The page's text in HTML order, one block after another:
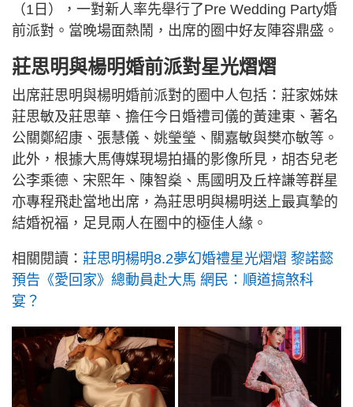
（1日），一對新人率先舉行了Pre Wedding Party婚
前派對。當晚場面熱鬧，出席的圈中好友陣容鼎盛。
莊思明與楊明婚前派對星光熠熠
出席莊思明與楊明婚前派對的圈中人包括：莊家姊妹
莊思敏及莊思華、擔任今日婚禮司儀的黃建東、著名
公關鄭紹康、張慧儀、姚瑩瑩、關嘉敏與樊亦敏等。
此外，根據大馬傳媒現場拍攝的影像所見，胡杏兒老
公李乘德、宋熙年、陳智燊、馬國明及丘梓謙等群星
亦專程飛赴當地出席，為莊思明與楊明送上最真摯的
結婚祝福，足見兩人在圈中的極佳人緣。
相關閱讀： 莊思明楊明8.2夢幻婚禮星光熠熠 黎諾懿
預告《愛回家》總動員赴大馬 網民：順道搞煞科
宴？